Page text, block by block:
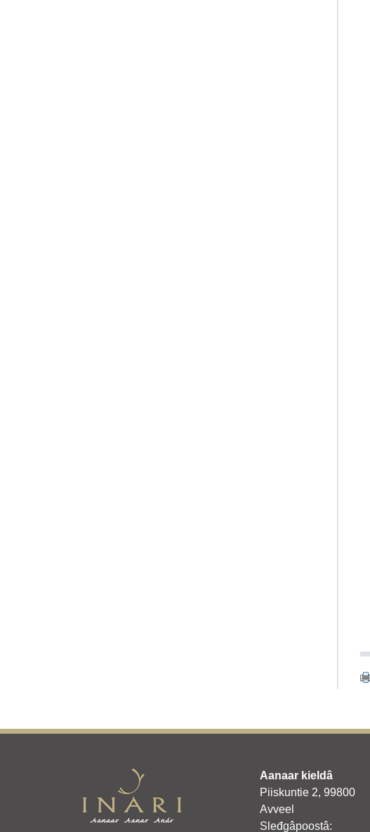
Aanaar kieldâ
Piiskuntie 2, 99800
Avveel
Sleđgâpoostâ: